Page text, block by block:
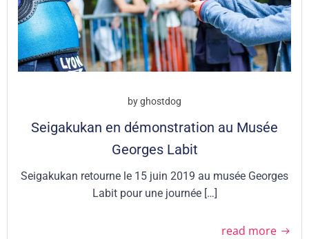
byghostdog
Seigakukan en démonstration au Musée
Georges Labit
Seigakukan retourne le 15 juin 2019 au musée Georges
Labit pour une journée […]
read more